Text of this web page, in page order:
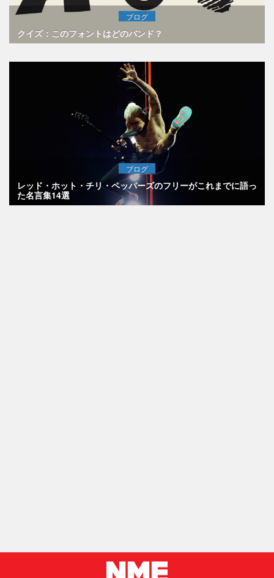
ブログ
クイズ：このフォントはどのバンド？
ブログ
レッド・ホット・チリ・ペッパーズのフリーがこれまでに語っ
た名言集14選